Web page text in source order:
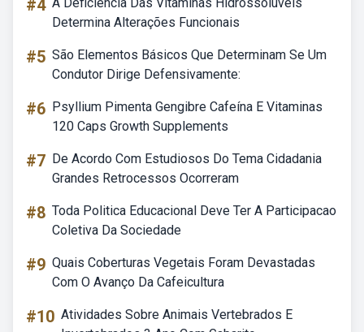
#4
Determina Alterações Funcionais
#5 São Elementos Básicos Que Determinam Se Um
Condutor Dirige Defensivamente:
#6 Psyllium Pimenta Gengibre Cafeína E Vitaminas
120 Caps Growth Supplements
#7 De Acordo Com Estudiosos Do Tema Cidadania
Grandes Retrocessos Ocorreram
#8 Toda Politica Educacional Deve Ter A Participacao
Coletiva Da Sociedade
#9 Quais Coberturas Vegetais Foram Devastadas
Com O Avanço Da Cafeicultura
#10 Atividades Sobre Animais Vertebrados E